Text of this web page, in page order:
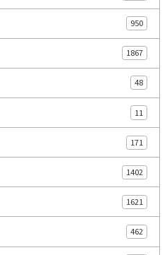
950
1867
48
11
171
1402
1621
462